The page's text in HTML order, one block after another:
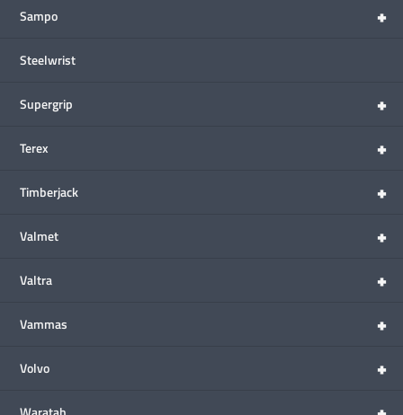
+
Sampo
Steelwrist
+
Supergrip
+
Terex
+
Timberjack
+
Valmet
+
Valtra
+
Vammas
+
Volvo